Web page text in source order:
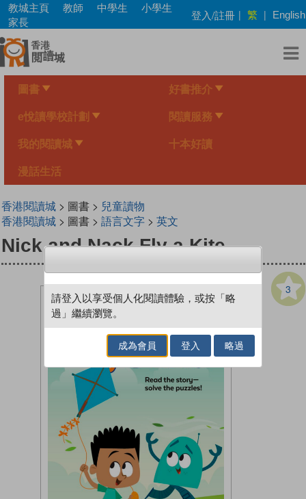
Skip
main
content
教城主頁 教師 中學生
小學生
家長
登入/註冊 | 繁 | English
圖書 好書推介
e悅讀學校計劃 閱讀服務
我的閱讀城 十本好讀
漫話生活
香港閱讀城> 圖書 > 兒童讀物
香港閱讀城> 圖書 > 語言文字> 英文
Nick and Nack Fly a Kite
3
請登入以享受個人化閱讀體驗，或按「略
過」繼續瀏覽。
成為會員 登入 略過